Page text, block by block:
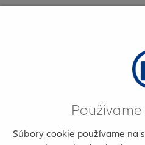
Podmienky používania a
+421 2 50 122 222
Súbory cookie používame na